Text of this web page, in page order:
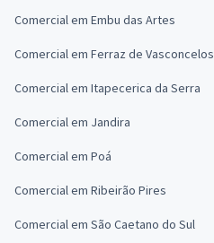
Comercial em Embu das Artes
Comercial em Ferraz de Vasconcelos
Comercial em Itapecerica da Serra
Comercial em Jandira
Comercial em Poá
Comercial em Ribeirão Pires
Comercial em São Caetano do Sul